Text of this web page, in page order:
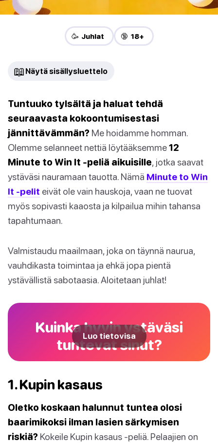
🥳 Juhlat 🔞 18+
📖 Näytä sisällysluettelo
Tuntuuko tylsältä ja haluat tehdä
seuraavasta kokoontumisestasi
jännittävämmän? Me hoidamme homman.
Olemme selanneet nettiä löytääksemme12
Minute to Win It -peliä aikuisille, jotka saavat
ystäväsi nauramaan tauotta. Nämä Minute to Win
It -pelit eivät ole vain hauskoja, vaan ne tuovat
myös sopivasti kaaosta ja kilpailua mihin tahansa
tapahtumaan.
Valmistaudu maailmaan, joka on täynnä naurua,
vauhdikasta toimintaa ja ehkä jopa pientä
ystävällistä sabotaasia. Aloitetaan juhlat!
Kuinka hyvin ystäväsi
tuntevat sinut?
Luo tietovisa
1. Kupin kasaus
Oletko koskaan halunnut tuntea olosi
baarimikoksi ilman lasien särkymisen
riskiä? Kokeile Kupin kasaus -peliä. Pelaajien on